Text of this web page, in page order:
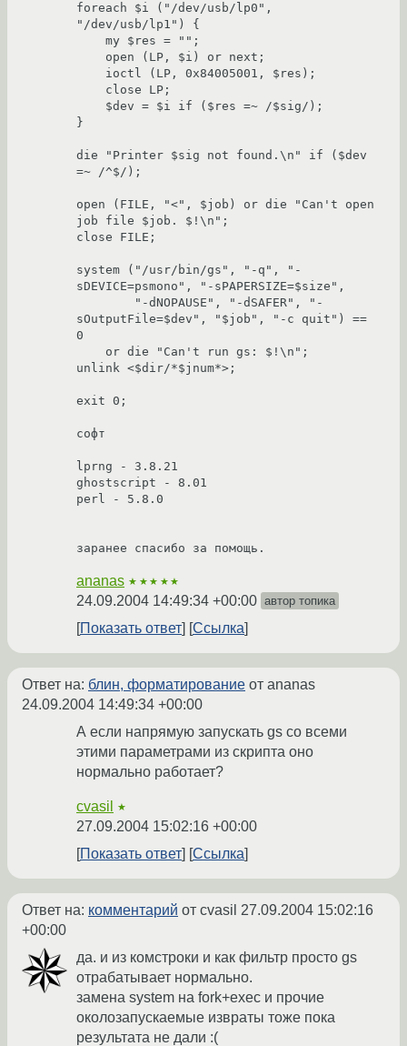
foreach $i ("/dev/usb/lp0",
"/dev/usb/lp1") {
}
die "Printer $sig not found.\n" if ($dev
=~ /^$/);
open (FILE, "<", $job) or die "Can't open
job file $job. $!\n";
close FILE;
system ("/usr/bin/gs", "-q", "-
sDEVICE=psmono", "-sPAPERSIZE=$size",
sOutputFile=$dev", "$job", "-c quit") ==
0
unlink <$dir/*$jnum*>;
exit 0;
софт
lprng - 3.8.21
ghostscript - 8.01
perl - 5.8.0
заранее спасибо за помощь.
ananas ★★★★★
24.09.2004 14:49:34 +00:00 автор топика
Показать ответ Ссылка
Ответ на: блин, форматирование от ananas
24.09.2004 14:49:34 +00:00
А если напрямую запускать gs со всеми
этими параметрами из скрипта оно
нормально работает?
cvasil ★
27.09.2004 15:02:16 +00:00
Показать ответ
Ссылка
Ответ на: комментарий от cvasil 27.09.2004 15:02:16
+00:00
да. и из комстроки и как фильтр просто gs
отрабатывает нормально.
замена system на fork+exec и прочие
околозапускаемые извраты тоже пока
результата не дали :(